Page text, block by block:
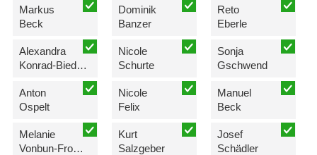
Markus
Beck
Alexandra
Konrad-Biedermann
Anton
Ospelt
Melanie
Vonbun-Frommelt
Dominik
Banzer
Nicole
Schurte
Nicole
Felix
Kurt
Salzgeber
Reto
Eberle
Sonja
Gschwend
Manuel
Beck
Josef
Schädler